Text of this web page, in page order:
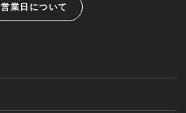
営業日について